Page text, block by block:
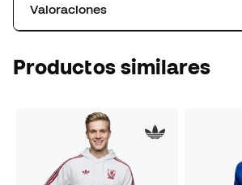
Valoraciones
Productos similares